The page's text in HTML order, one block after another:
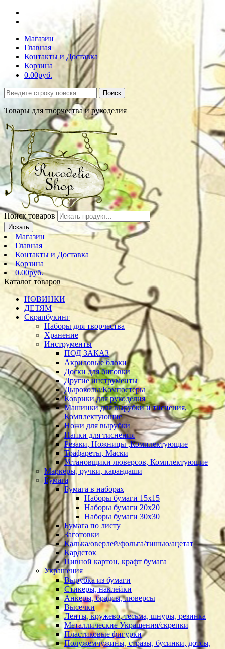
Магазин
Главная
Контакты и Доставка
Корзина
0.00руб.
Поиск
Товары для творчества и рукоделия
Поиск товаров
Искать
Магазин
Главная
Контакты и Доставка
Корзина
0.00руб.
Каталог товаров
НОВИНКИ
ДЕТЯМ
Скрапбукинг
Наборы для творчества
Хранение
Инструменты
ПОД ЗАКАЗ
Акриловые блоки
Доски для биговки
Другие инструменты
Дыроколы/Компостеры
Коврики для рукоделия
Машинки для вырубки и тиснения,
Комплектующие
Ножи для вырубки
Папки для тиснения
Резаки, Ножницы ,Комплектующие
Трафареты, Маски
Установщики люверсов, Комплектующие
Маркеры, ручки, карандаши
Бумага
Бумага в наборах
Наборы бумаги 15х15
Наборы бумаги 20х20
Наборы бумаги 30х30
Бумага по листу
Заготовки
Калька/оверлей/фольга/тишью/ацетат
Кардсток
Пивной картон, крафт бумага
Украшения
Вырубка из бумаги
Стикеры, наклейки
Анкеры, брадсы, люверсы
Высечки
Ленты, кружево, тесьма, шнуры, резинка
Металлические Украшения/скрепки
Пластиковые фигурки
Полужемчужины, стразы, бусинки, дотсы,